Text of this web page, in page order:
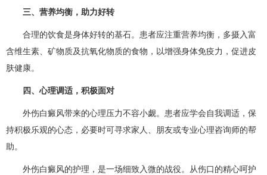
三、营养均衡，助力好转
合理的饮食是身体好转的基石。患者应注重营养均衡，多摄入富
含维生素、矿物质及抗氧化物质的食物，以增强身体免疫力，促进皮
肤健康。
四、心理调适，积极面对
外伤白癜风带来的心理压力不容小觑。患者应学会自我调适，保
持积极乐观的心态，必要时可寻求家人、朋友或专业心理咨询师的帮
助。
外伤白癜风的护理，是一场细致入微的战役。从伤口的精心呵护